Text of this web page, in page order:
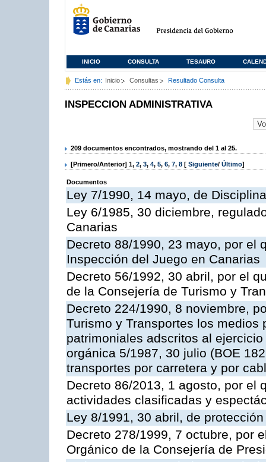
INICIO CONSULTA TESAURO
Estás en: Inicio Consultas Resultado Consulta
INSPECCION ADMINISTRATIVA
209 documentos encontrados, mostrando del 1 al 25.
[Primero/Anterior] 1, 2, 3, 4, 5, 6, 7, 8 [ Siguiente/ Último]
Documentos
Ley 7/1990, 14 mayo, de
Ley 6/1985, 30 diciembre,
Canarias
Decreto 88/1990, 23 mayo, por el
Inspección del Juego en Canarias
Decreto 56/1992, 30 abril, por el
de la Consejería de Turismo y
Decreto 224/1990, 8 noviembre,
Turismo y Transportes los
patrimoniales adscritos al
orgánica 5/1987, 30 julio (BOE
transportes por carretera y por
Decreto 86/2013, 1 agosto, por el
actividades clasificadas y
Ley 8/1991, 30 abril, de
Decreto 278/1999, 7 octubre, por
Orgánico de la Consejería de